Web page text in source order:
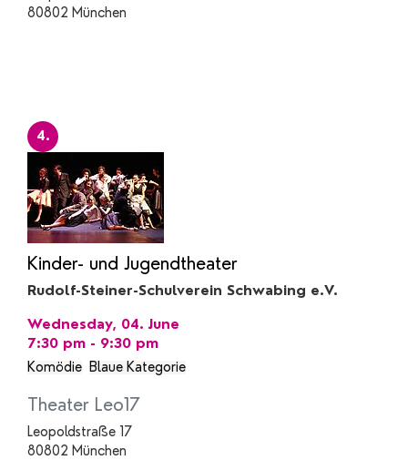
80802 München
4.
Kinder- und Jugendtheater
Rudolf-Steiner-Schulverein Schwabing e.V.
Wednesday, 04. June
7:30 pm - 9:30 pm
Komödie Blaue Kategorie
Theater Leo17
Leopoldstraße 17
80802 München